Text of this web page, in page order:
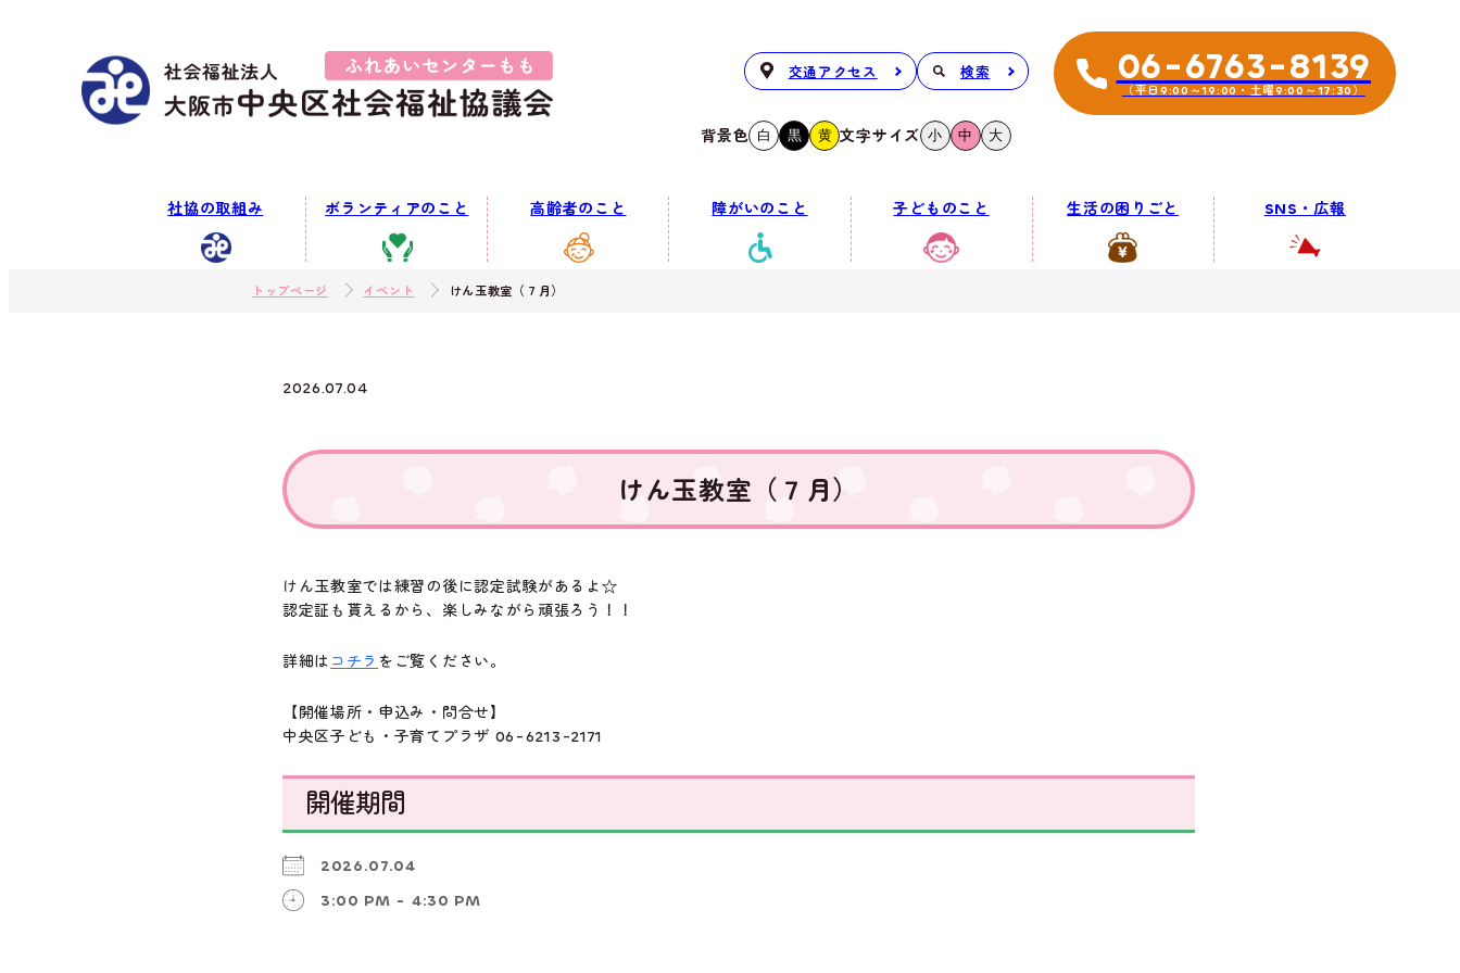
交通アクセス 検索
背景色 白 黒 黄 文字サイズ 小 中 大
06-6763-8139
（平日9:00～19:00・土曜9:00～17:30）
社協の取組み ボランティアのこと 高齢者のこと 障がいのこと 子どものこと 生活の困りごと SNS・広報
トップページ イベント けん玉教室（７月）
2026.07.04
けん玉教室（７月）
けん玉教室では練習の後に認定試験があるよ☆
認定証も貰えるから、楽しみながら頑張ろう！！
詳細は コチラ をご覧ください。
【開催場所・申込み・問合せ】
中央区子ども・子育てプラザ 06-6213-2171
開催期間
2026.07.04
3:00 PM - 4:30 PM